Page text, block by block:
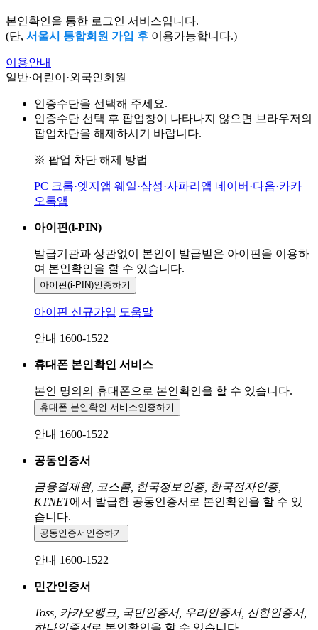
본인확인을 통한 로그인 서비스입니다.
(단, 서울시 통합회원 가입 후 이용가능합니다.)
이용안내
일반·어린이·외국인회원
인증수단을 선택해 주세요.
인증수단 선택 후 팝업창이 나타나지 않으면 브라우저의
팝업차단을 해제하시기 바랍니다.
※ 팝업 차단 해제 방법
PC 크롬·엣지앱 웨일·삼성·사파리앱 네이버·다음·카카
오톡앱
아이핀(i-PIN)
발급기관과 상관없이 본인이 발급받은 아이핀을 이용하
여 본인확인을 할 수 있습니다.
아이핀(i-PIN)인증하기
아이핀 신규가입 도움말
안내 1600-1522
휴대폰 본인확인 서비스
본인 명의의 휴대폰으로 본인확인을 할 수 있습니다.
휴대폰 본인확인 서비스인증하기
안내 1600-1522
공동인증서
금융결제원, 코스콤, 한국정보인증, 한국전자인증,
KTNET에서 발급한 공동인증서로 본인확인을 할 수 있
습니다.
공동인증서 인증하기
안내 1600-1522
민간인증서
Toss, 카카오뱅크, 국민인증서, 우리인증서, 신한인증서,